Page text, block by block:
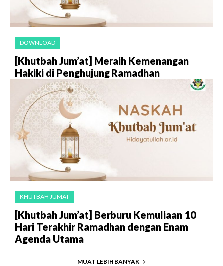
DOWNLOAD
[Khutbah Jum’at] Meraih Kemenangan
Hakiki di Penghujung Ramadhan
KHUTBAH JUMAT
[Khutbah Jum’at] Berburu Kemuliaan 10
Hari Terakhir Ramadhan dengan Enam
Agenda Utama
MUAT LEBIH BANYAK